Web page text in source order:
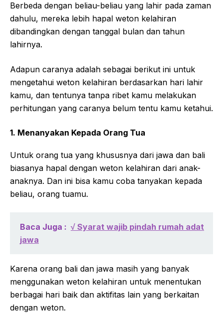
Berbeda dengan beliau-beliau yang lahir pada zaman
dahulu, mereka lebih hapal weton kelahiran
dibandingkan dengan tanggal bulan dan tahun
lahirnya.
Adapun caranya adalah sebagai berikut ini untuk
mengetahui weton kelahiran berdasarkan hari lahir
kamu, dan tentunya tanpa ribet kamu melakukan
perhitungan yang caranya belum tentu kamu ketahui.
1. Menanyakan Kepada Orang Tua
Untuk orang tua yang khususnya dari jawa dan bali
biasanya hapal dengan weton kelahiran dari anak-
anaknya. Dan ini bisa kamu coba tanyakan kepada
beliau, orang tuamu.
Baca Juga : √ Syarat wajib pindah rumah adat
jawa
Karena orang bali dan jawa masih yang banyak
menggunakan weton kelahiran untuk menentukan
berbagai hari baik dan aktifitas lain yang berkaitan
dengan weton.